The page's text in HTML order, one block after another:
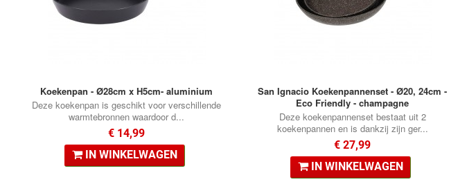
Koekenpan - Ø28cm x H5cm- aluminium
Deze koekenpan is geschikt voor verschillende
warmtebronnen waardoor d...
€ 14,99
IN WINKELWAGEN
San Ignacio Koekenpannenset - Ø20, 24cm -
Eco Friendly - champagne
Deze koekenpannenset bestaat uit 2
koekenpannen en is dankzij zijn ger...
€ 27,99
IN WINKELWAGEN